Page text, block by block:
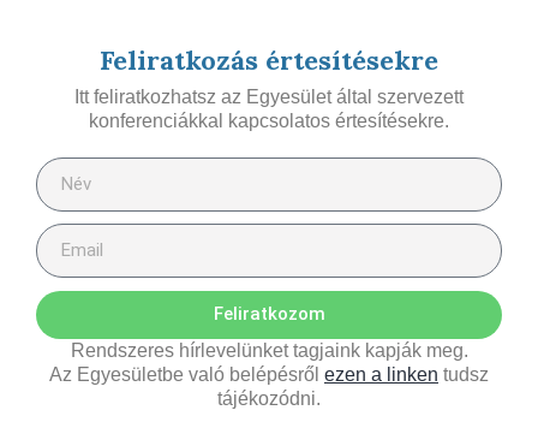
Feliratkozás értesítésekre
Itt feliratkozhatsz az Egyesület által szervezett
konferenciákkal kapcsolatos értesítésekre.
Feliratkozom
Rendszeres hírlevelünket tagjaink kapják meg.
Az Egyesületbe való belépésről ezen a linken tudsz
tájékozódni.